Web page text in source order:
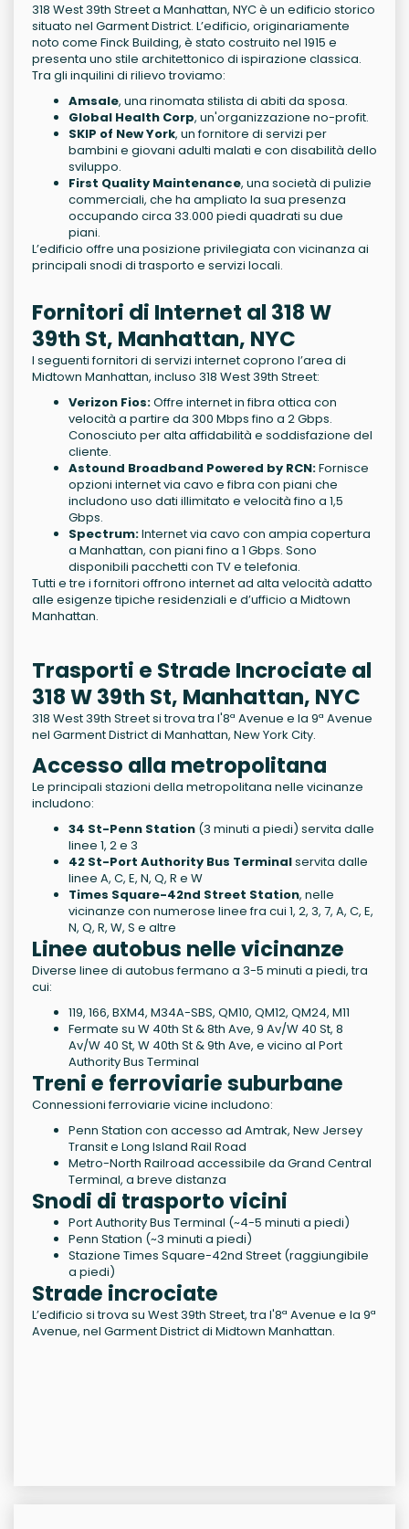
318 West 39th Street a Manhattan, NYC è un edificio storico
situato nel Garment District. L’edificio, originariamente
noto come Finck Building, è stato costruito nel 1915 e
presenta uno stile architettonico di ispirazione classica.
Tra gli inquilini di rilievo troviamo:
Amsale, una rinomata stilista di abiti da sposa.
Global Health Corp, un'organizzazione no-profit.
SKIP of New York, un fornitore di servizi per
bambini e giovani adulti malati e con disabilità dello
sviluppo.
First Quality Maintenance, una società di pulizie
commerciali, che ha ampliato la sua presenza
occupando circa 33.000 piedi quadrati su due
piani.
L’edificio offre una posizione privilegiata con vicinanza ai
principali snodi di trasporto e servizi locali.
Fornitori di Internet al 318 W
39th St, Manhattan, NYC
I seguenti fornitori di servizi internet coprono l’area di
Midtown Manhattan, incluso 318 West 39th Street:
Verizon Fios:Offre internet in fibra ottica con
velocità a partire da 300 Mbps fino a 2 Gbps.
Conosciuto per alta affidabilità e soddisfazione del
cliente.
Astound Broadband Powered by RCN:Fornisce
opzioni internet via cavo e fibra con piani che
includono uso dati illimitato e velocità fino a 1,5
Gbps.
Spectrum:Internet via cavo con ampia copertura
a Manhattan, con piani fino a 1 Gbps. Sono
disponibili pacchetti con TV e telefonia.
Tutti e tre i fornitori offrono internet ad alta velocità adatto
alle esigenze tipiche residenziali e d’ufficio a Midtown
Manhattan.
Trasporti e Strade Incrociate al
318 W 39th St, Manhattan, NYC
318 West 39th Street si trova tra l'8ª Avenue e la 9ª Avenue
nel Garment District di Manhattan, New York City.
Accesso alla metropolitana
Le principali stazioni della metropolitana nelle vicinanze
includono:
34 St-Penn Station (3 minuti a piedi) servita dalle
linee 1, 2 e 3
42 St-Port Authority Bus Terminalservita dalle
linee A, C, E, N, Q, R e W
Times Square-42nd Street Station, nelle
vicinanze con numerose linee fra cui 1, 2, 3, 7, A, C, E,
N, Q, R, W, S e altre
Linee autobus nelle vicinanze
Diverse linee di autobus fermano a 3-5 minuti a piedi, tra
cui:
119, 166, BXM4, M34A-SBS, QM10, QM12, QM24, M11
Fermate su W 40th St & 8th Ave, 9 Av/W 40 St, 8
Av/W 40 St, W 40th St & 9th Ave, e vicino al Port
Authority Bus Terminal
Treni e ferroviarie suburbane
Connessioni ferroviarie vicine includono:
Penn Station con accesso ad Amtrak, New Jersey
Transit e Long Island Rail Road
Metro-North Railroad accessibile da Grand Central
Terminal, a breve distanza
Snodi di trasporto vicini
Port Authority Bus Terminal (~4-5 minuti a piedi)
Penn Station (~3 minuti a piedi)
Stazione Times Square-42nd Street (raggiungibile
a piedi)
Strade incrociate
L’edificio si trova su West 39th Street, tra l'8ª Avenue e la 9ª
Avenue, nel Garment District di Midtown Manhattan.